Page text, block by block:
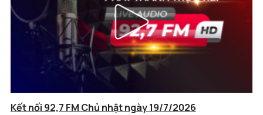
Kết nối 92,7 FM Chủ nhật ngày 19/7/2026